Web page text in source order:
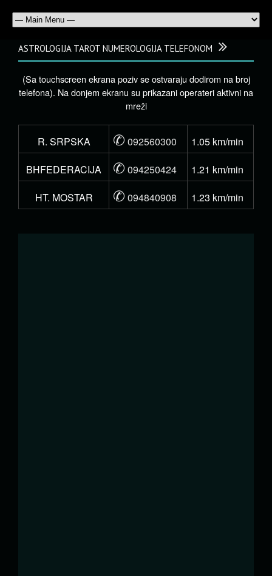
ASTROLOGIJA TAROT NUMEROLOGIJA TELEFONOM
(Sa touchscreen ekrana poziv se ostvaraju dodirom na broj
telefona). Na donjem ekranu su prikazani operateri aktivni na
mreži
R. SRPSKA ✆ 092560300
1.05 km/min
BHFEDERACIJA
✆ 094250424
1.21 km/min
HT. MOSTAR
✆ 094840908 1.23 km/min